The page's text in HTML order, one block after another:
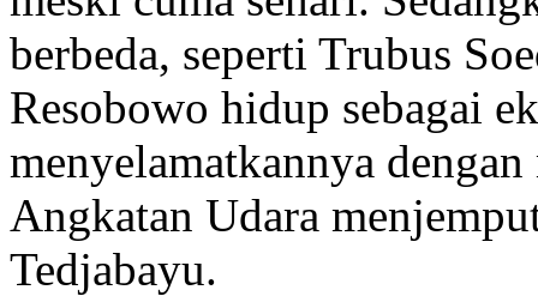
berbeda, seperti Trubus
Resobowo hidup sebagai
menyelamatkannya
Angkatan Udara
Tedjabayu.